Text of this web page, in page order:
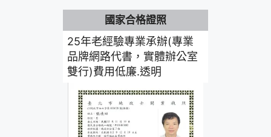
國家合格證照
25年老經驗專業承辦(專業
品牌網路代書，實體辦公室
雙行)費用低廉.透明